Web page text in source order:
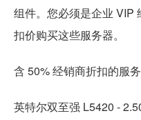
组件。您必须是企业 VIP
扣价购买这些服务器。
含 50% 经销商折扣的服
英特尔双至强 L5420 -